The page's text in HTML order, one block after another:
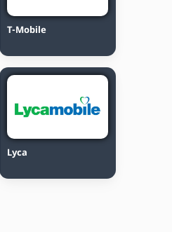
T-Mobile
Lyca